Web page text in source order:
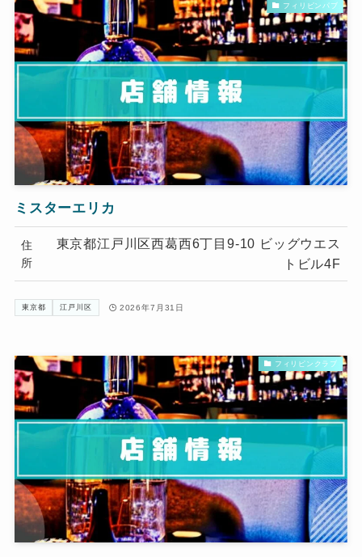
フィリピンパブ
ミスターエリカ
住
所
東京都江戸川区西葛西6丁目9-10 ビッグウエス
トビル4F
東京都 江戸川区 2026年7月31日
フィリピンクラブ